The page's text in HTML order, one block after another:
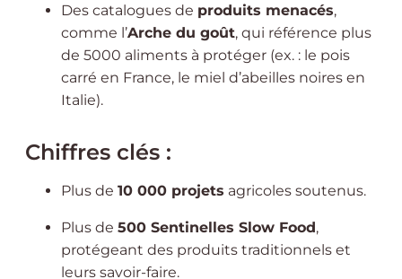
Des catalogues de produits menacés,
comme l’Arche du goût, qui référence plus
de 5000 aliments à protéger (ex. : le pois
carré en France, le miel d’abeilles noires en
Italie).
Chiffres clés :
Plus de 10 000 projets agricoles soutenus.
Plus de 500 Sentinelles Slow Food,
protégeant des produits traditionnels et
leurs savoir-faire.